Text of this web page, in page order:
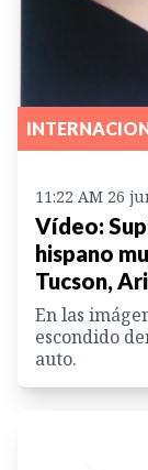
11:22 AM 26
Vídeo:
hispano
Tucson,
En las
escondido
auto.